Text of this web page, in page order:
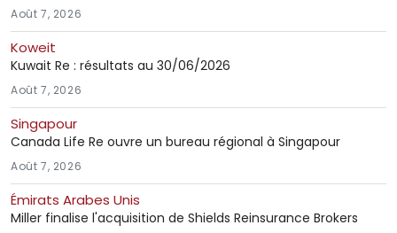
Août 7, 2026
Koweit
Kuwait Re : résultats au 30/06/2026
Août 7, 2026
Singapour
Canada Life Re ouvre un bureau régional à Singapour
Août 7, 2026
Émirats Arabes Unis
Miller finalise l'acquisition de Shields Reinsurance Brokers